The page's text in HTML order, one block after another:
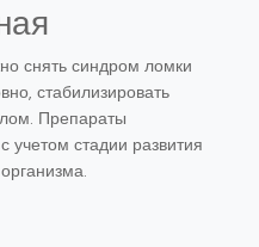
снять синдром ломки
стабилизировать
Препараты
учетом стадии развития